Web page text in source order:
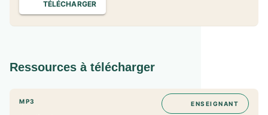
TÉLÉCHARGER
Ressources à télécharger
MP3 ENSEIGNANT